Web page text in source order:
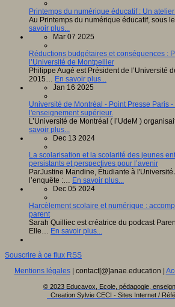
Printemps du numérique éducatif : Un
Au Printemps du numérique éducatif, sous
savoir plus...
Mar 07 2025
Réductions budgétaires et conséquences :
l’Université de Montpellier
Philippe Augé est Président de l’Université
2015… En savoir plus...
Jan 16 2025
Université de Montréal - Point Presse Paris
l'enseignement supérieur.
L’Université de Montréal ( l’UdeM )
savoir plus...
Dec 13 2024
La scolarisation et la scolarité des jeunes
persistants et perspectives pour l’avenir
ParJustine Mandine, Étudiante à
l’enquête :… En savoir plus...
Dec 05 2024
Harcèlement scolaire et numérique :
parent
Sarah Quilliec est créatrice du podcast
Elle… En savoir plus...
Souscrire à ce flux RSS
Mentions légales| contact[@]anae.education |
© 2023 Educavox, Ecole, pédagogie,
Creation Sylvie CECI - Sites Internet /